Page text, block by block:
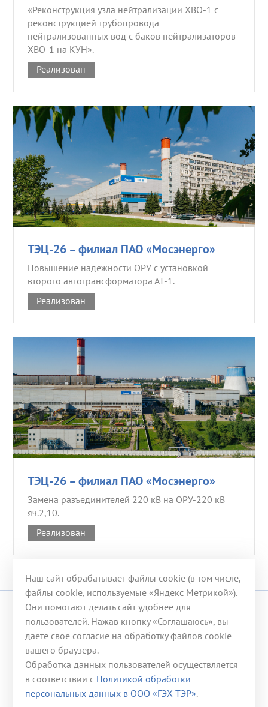
«Реконструкция узла нейтрализации ХВО-1 с
реконструкцией трубопровода
нейтрализованных вод с баков нейтрализаторов
ХВО-1 на КУН».
Реализован
ТЭЦ-26 – филиал ПАО «Мосэнерго»
Повышение надёжности ОРУ с установкой
второго автотрансформатора АТ-1.
Реализован
ТЭЦ-26 – филиал ПАО «Мосэнерго»
Замена разъединителей 220 кВ на ОРУ-220 кВ
яч.2,10.
Реализован
© 2008-2026 ООО «ГЭХ ТЭР»
117246, г. Москва, ул. Херсонская, д. 43, корп. 3
Телефон: +7 (499) 653-53-07
Эл. почта: office@gehter.ru
Контактная информация
Наш сайт обрабатывает файлы cookie (в том числе,
файлы cookie, используемые «Яндекс Метрикой»).
Они помогают делать сайт удобнее для
пользователей. Нажав кнопку «Соглашаюсь», вы
даете свое согласие на обработку файлов cookie
вашего браузера.
Обработка данных пользователей осуществляется
в соответствии с Политикой обработки
персональных данных в ООО «ГЭХ ТЭР».